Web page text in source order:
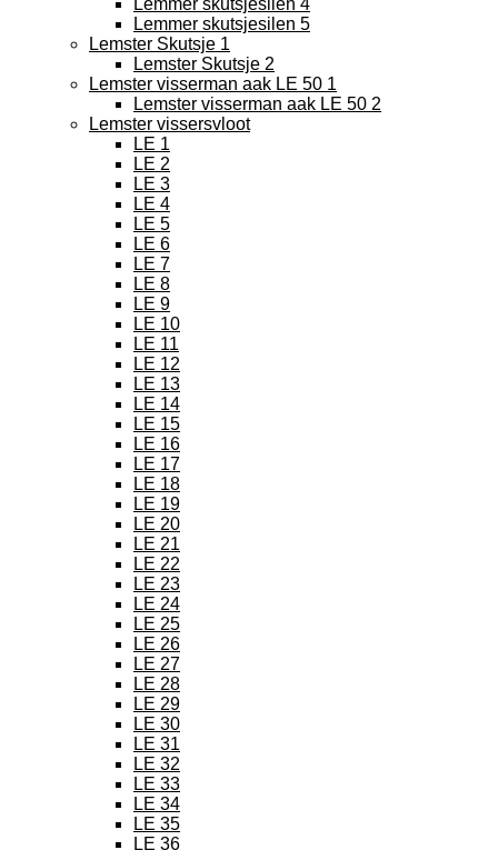
Lemmer skutsjesilen 4
Lemmer skutsjesilen 5
Lemster Skutsje 1
Lemster Skutsje 2
Lemster visserman aak LE 50 1
Lemster visserman aak LE 50 2
Lemster vissersvloot
LE 1
LE 2
LE 3
LE 4
LE 5
LE 6
LE 7
LE 8
LE 9
LE 10
LE 11
LE 12
LE 13
LE 14
LE 15
LE 16
LE 17
LE 18
LE 19
LE 20
LE 21
LE 22
LE 23
LE 24
LE 25
LE 26
LE 27
LE 28
LE 29
LE 30
LE 31
LE 32
LE 33
LE 34
LE 35
LE 36